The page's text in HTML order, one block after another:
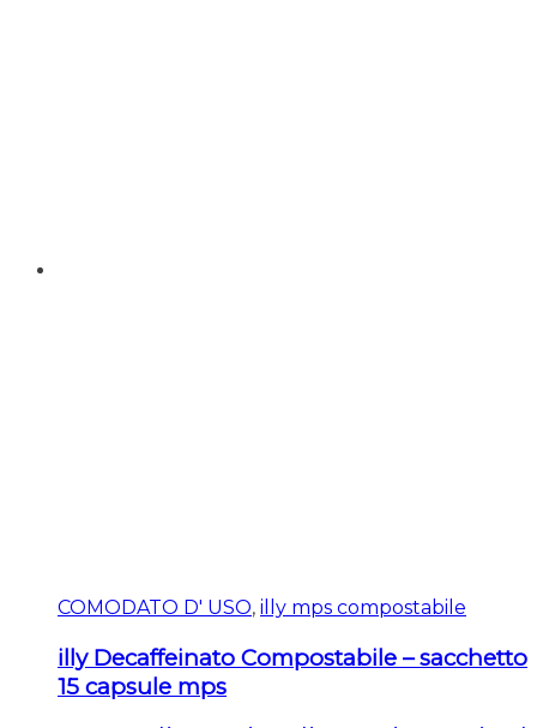
COMODATO D' USO, illy mps compostabile
illy Decaffeinato Compostabile – sacchetto
15 capsule mps